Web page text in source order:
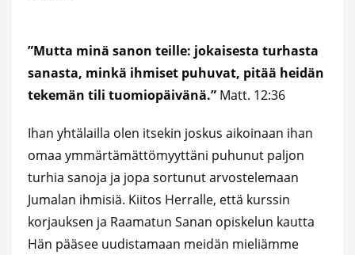
”Mutta minä sanon teille: jokaisesta turhasta
sanasta, minkä ihmiset puhuvat, pitää heidän
tekemän tili tuomiopäivänä.” Matt. 12:36
Ihan yhtälailla olen itsekin joskus aikoinaan ihan
omaa ymmärtämättömyyttäni puhunut paljon
turhia sanoja ja jopa sortunut arvostelemaan
Jumalan ihmisiä. Kiitos Herralle, että kurssin
korjauksen ja Raamatun Sanan opiskelun kautta
Hän pääsee uudistamaan meidän mieliämme